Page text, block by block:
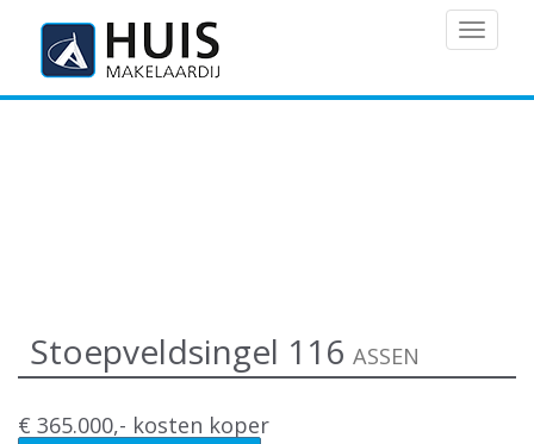
MENU
Stoepveldsingel 116 ASSEN
€ 365.000,- kosten koper